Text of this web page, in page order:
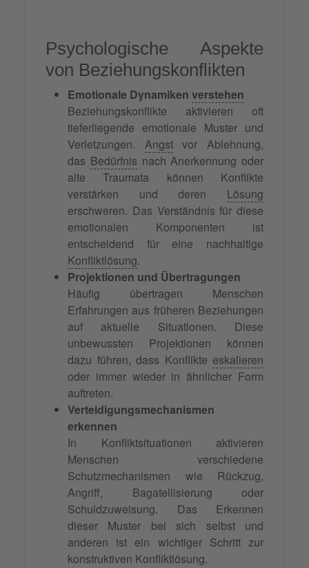
Psychologische Aspekte
von Beziehungskonflikten
Emotionale Dynamiken verstehen
Beziehungskonflikte aktivieren oft
tieferliegende emotionale Muster und
Verletzungen. Angstvor Ablehnung,
das Bedürfnis nach Anerkennung oder
alte Traumata können Konflikte
verstärken und deren Lösung
erschweren. Das Verständnis für diese
emotionalen Komponenten ist
entscheidend für eine nachhaltige
Konfliktlösung.
Projektionen und Übertragungen
Häufig übertragen Menschen
Erfahrungen aus früheren Beziehungen
auf aktuelle Situationen. Diese
unbewussten Projektionen können
dazu führen, dass Konflikte eskalieren
oder immer wieder in ähnlicher Form
auftreten.
Verteidigungsmechanismen
erkennen
In Konfliktsituationen aktivieren
Menschen verschiedene
Schutzmechanismen wie Rückzug,
Angriff, Bagatellisierung oder
Schuldzuweisung. Das Erkennen
dieser Muster bei sich selbst und
anderen ist ein wichtiger Schritt zur
konstruktiven Konfliktlösung.